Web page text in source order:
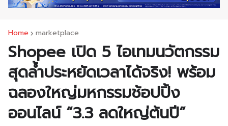
Home marketplace
Shopee เปิด 5 ไอเทมนวัตกรรม
สุดล้ำประหยัดเวลาได้จริง! พร้อม
ฉลองใหญ่มหกรรมช้อปปิ้ง
ออนไลน์ “3.3 ลดใหญ่ต้นปี”